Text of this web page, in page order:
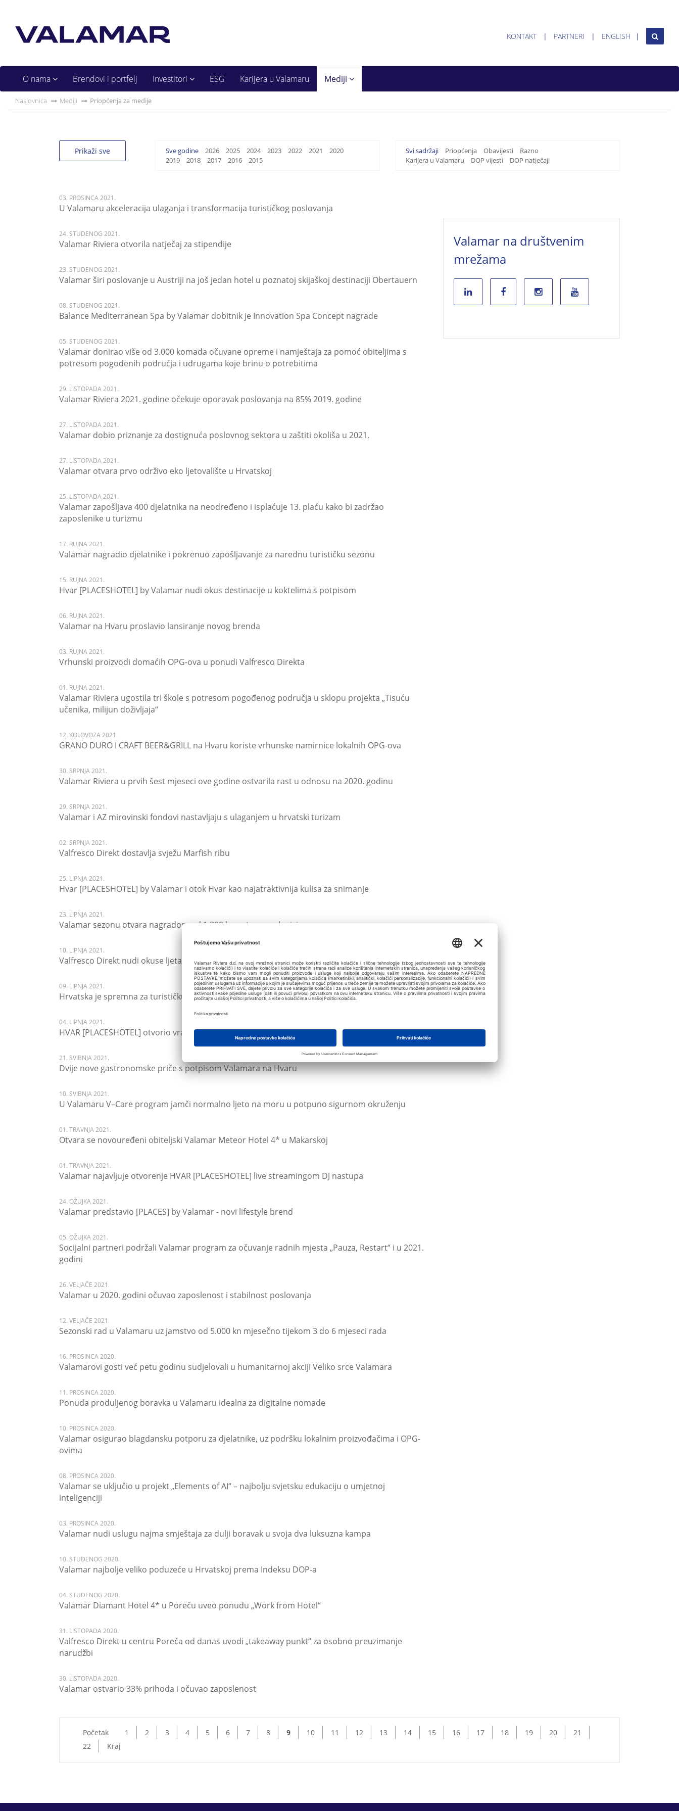
KONTAKT PARTNERI ENGLISH
O nama Brendovi i portfelj Investitori ESG Karijera u Valamaru Mediji
Naslovnica Mediji Priopćenja za medije
Prikaži sve Sve godine 2026 2025 2024 2023 2022 2021
2020
2019
2018 2017 2016 2015
Svi sadržaji Priopćenja Obavijesti
Razno
Karijera u Valamaru
DOP vijesti DOP natječaji
03. PROSINCA 2021.
U Valamaru akceleracija ulaganja i transformacija turističkog poslovanja
24. STUDENOG 2021.
Valamar Riviera otvorila natječaj za stipendije
23. STUDENOG 2021.
Valamar širi poslovanje u Austriji na još jedan hotel u poznatoj skijaškoj destinaciji Obertauern
08. STUDENOG 2021.
Balance Mediterranean Spa by Valamar dobitnik je Innovation Spa Concept nagrade
05. STUDENOG 2021.
Valamar donirao više od 3.000 komada očuvane opreme i namještaja za pomoć obiteljima s
potresom pogođenih područja i udrugama koje brinu o potrebitima
29. LISTOPADA 2021.
Valamar Riviera 2021. godine očekuje oporavak poslovanja na 85% 2019. godine
27. LISTOPADA 2021.
Valamar dobio priznanje za dostignuća poslovnog sektora u zaštiti okoliša u 2021.
27. LISTOPADA 2021.
Valamar otvara prvo održivo eko ljetovalište u Hrvatskoj
25. LISTOPADA 2021.
Valamar zapošljava 400 djelatnika na neodređeno i isplaćuje 13. plaću kako bi zadržao
zaposlenike u turizmu
17. RUJNA 2021.
Valamar nagradio djelatnike i pokrenuo zapošljavanje za narednu turističku sezonu
15. RUJNA 2021.
Hvar [PLACESHOTEL] by Valamar nudi okus destinacije u koktelima s potpisom
06. RUJNA 2021.
Valamar na Hvaru proslavio lansiranje novog brenda
03. RUJNA 2021.
Vrhunski proizvodi domaćih OPG-ova u ponudi Valfresco Direkta
01. RUJNA 2021.
Valamar Riviera ugostila tri škole s potresom pogođenog područja u sklopu projekta „Tisuću
učenika, milijun doživljaja“
12. KOLOVOZA 2021.
GRANO DURO I CRAFT BEER&GRILL na Hvaru koriste vrhunske namirnice lokalnih OPG-ova
30. SRPNJA 2021.
Valamar Riviera u prvih šest mjeseci ove godine ostvarila rast u odnosu na 2020. godinu
29. SRPNJA 2021.
Valamar i AZ mirovinski fondovi nastavljaju s ulaganjem u hrvatski turizam
02. SRPNJA 2021.
Valfresco Direkt dostavlja svježu Marfish ribu
25. LIPNJA 2021.
Hvar [PLACESHOTEL] by Valamar i otok Hvar kao najatraktivnija kulisa za snimanje
23. LIPNJA 2021.
Valamar sezonu otvara nagradom od 1.300 kn neto zaposlenicima
10. LIPNJA 2021.
Valfresco Direkt nudi okuse ljeta uz odličan popust
09. LIPNJA 2021.
Hrvatska je spremna za turističku sezonu
04. LIPNJA 2021.
HVAR [PLACESHOTEL] otvorio vrata uz živu svirku indie benda
21. SVIBNJA 2021.
Dvije nove gastronomske priče s potpisom Valamara na Hvaru
10. SVIBNJA 2021.
U Valamaru V–Care program jamči normalno ljeto na moru u potpuno sigurnom okruženju
01. TRAVNJA 2021.
Otvara se novouređeni obiteljski Valamar Meteor Hotel 4* u Makarskoj
01. TRAVNJA 2021.
Valamar najavljuje otvorenje HVAR [PLACESHOTEL] live streamingom DJ nastupa
24. OŽUJKA 2021.
Valamar predstavio [PLACES] by Valamar - novi lifestyle brend
05. OŽUJKA 2021.
Socijalni partneri podržali Valamar program za očuvanje radnih mjesta „Pauza, Restart“ i u 2021.
godini
26. VELJAČE 2021.
Valamar u 2020. godini očuvao zaposlenost i stabilnost poslovanja
12. VELJAČE 2021.
Sezonski rad u Valamaru uz jamstvo od 5.000 kn mjesečno tijekom 3 do 6 mjeseci rada
16. PROSINCA 2020.
Valamarovi gosti već petu godinu sudjelovali u humanitarnoj akciji Veliko srce Valamara
11. PROSINCA 2020.
Ponuda produljenog boravka u Valamaru idealna za digitalne nomade
10. PROSINCA 2020.
Valamar osigurao blagdansku potporu za djelatnike, uz podršku lokalnim proizvođačima i OPG-
ovima
08. PROSINCA 2020.
Valamar se uključio u projekt „Elements of AI“ – najbolju svjetsku edukaciju o umjetnoj
inteligenciji
03. PROSINCA 2020.
Valamar nudi uslugu najma smještaja za dulji boravak u svoja dva luksuzna kampa
10. STUDENOG 2020.
Valamar najbolje veliko poduzeće u Hrvatskoj prema Indeksu DOP-a
04. STUDENOG 2020.
Valamar Diamant Hotel 4* u Poreču uveo ponudu „Work from Hotel“
31. LISTOPADA 2020.
Valfresco Direkt u centru Poreča od danas uvodi „takeaway punkt“ za osobno preuzimanje
narudžbi
30. LISTOPADA 2020.
Valamar ostvario 33% prihoda i očuvao zaposlenost
Valamar na društvenim
mrežama
Početak 1 2 3 4 5 6 7 8 9 10 11 12 13 14 15 16 17 18 19 20
21
22
Kraj